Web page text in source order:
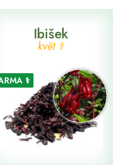
Ibišek
květ ⚕
⚕